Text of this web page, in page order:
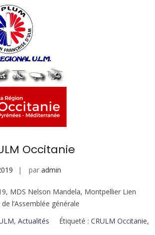
Occitanie
par admin
MDS Nelson Mandela, Montpellier Lien
l’Assemblée générale
, Actualités Étiqueté : CRULM Occitanie,